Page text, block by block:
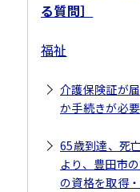
る質問］
福祉
介護保険証が
か手続きが必要
65歳到達、死
より、豊田市
の資格を取得